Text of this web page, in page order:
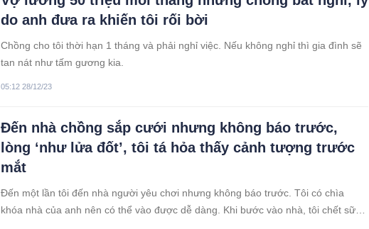
do anh đưa ra khiến tôi rối bời
Chồng cho tôi thời hạn 1 tháng và phải nghỉ việc. Nếu không nghỉ thì gia đình sẽ
tan nát như tấm gương kia.
05:12 28/12/23
Đến nhà chồng sắp cưới nhưng không báo trước,
lòng ‘như lửa đốt’, tôi tá hỏa thấy cảnh tượng trước
mắt
Đến một lần tôi đến nhà người yêu chơi nhưng không báo trước. Tôi có chìa
khóa nhà của anh nên có thể vào được dễ dàng. Khi bước vào nhà, tôi chết sững